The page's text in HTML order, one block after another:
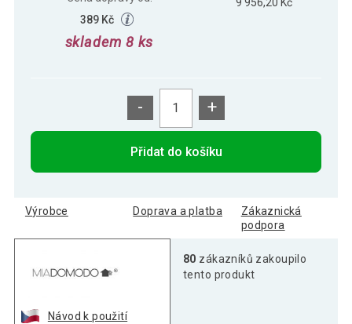
389 Kč
skladem 8 ks
- +
Přidat do košíku
Výrobce Doprava a platba
Zákaznická
podpora
Návod k použití
80 zákazníků zakoupilo
tento produkt